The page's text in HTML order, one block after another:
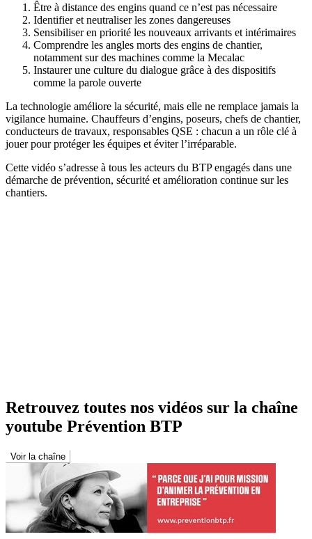
Être à distance des engins quand ce n’est pas nécessaire
Identifier et neutraliser les zones dangereuses
Sensibiliser en priorité les nouveaux arrivants et intérimaires
Comprendre les angles morts des engins de chantier,
notamment sur des machines comme la Mecalac
Instaurer une culture du dialogue grâce à des dispositifs
comme la parole ouverte
La technologie améliore la sécurité, mais elle ne remplace jamais la
vigilance humaine. Chauffeurs d’engins, poseurs, chefs de chantier,
conducteurs de travaux, responsables QSE : chacun a un rôle clé à
jouer pour protéger les équipes et éviter l’irréparable.
Cette vidéo s’adresse à tous les acteurs du BTP engagés dans une
démarche de prévention, sécurité et amélioration continue sur les
chantiers.
Retrouvez toutes nos vidéos sur la chaîne
youtube Prévention BTP
Voir la chaîne